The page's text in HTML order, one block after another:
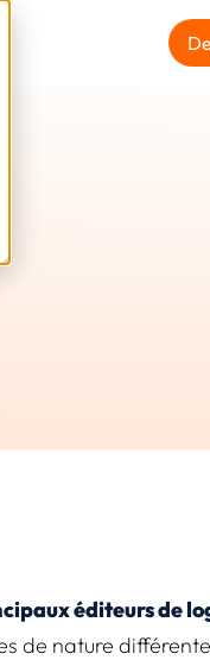
éditeurs de
de nature